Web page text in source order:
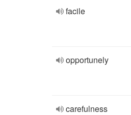
facile
opportunely
carefulness